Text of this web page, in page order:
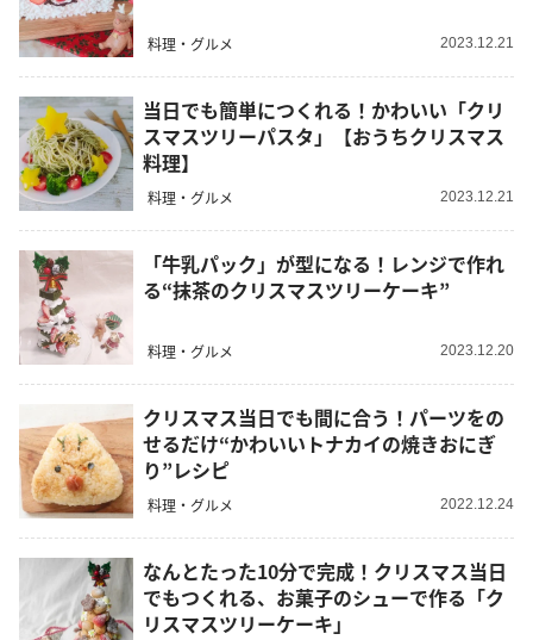
料理・グルメ 2023.12.21
当日でも簡単につくれる！かわいい「クリ
スマスツリーパスタ」【おうちクリスマス
料理】
料理・グルメ 2023.12.21
「牛乳パック」が型になる！レンジで作れ
る“抹茶のクリスマスツリーケーキ”
料理・グルメ 2023.12.20
クリスマス当日でも間に合う！パーツをの
せるだけ“かわいいトナカイの焼きおにぎ
り”レシピ
料理・グルメ 2022.12.24
なんとたった10分で完成！クリスマス当日
でもつくれる、お菓子のシューで作る「ク
リスマスツリーケーキ」